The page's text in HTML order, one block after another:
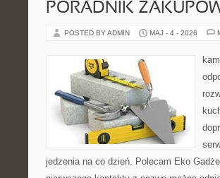
PORADNIK
POSTED BY ADMIN MAJ - 4 - 2026
jedzenia na co dzień. Polecam Eko